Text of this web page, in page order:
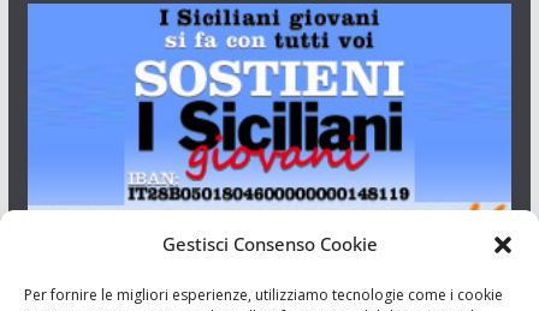
Gestisci Consenso Cookie
Per fornire le migliori esperienze, utilizziamo tecnologie come i cookie